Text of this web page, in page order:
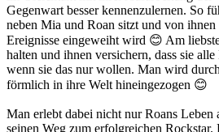
Gegenwart besser kennenzulernen. So
neben Mia und Roan sitzt und von
Ereignisse eingeweiht wird 😊 Am
halten und ihnen versichern, dass sie
wenn sie das nur wollen. Man wird
förmlich in ihre Welt hineingezogen 😊
Man erlebt dabei nicht nur Roans Leben
seinen Weg zum erfolgreichen Rockstar.